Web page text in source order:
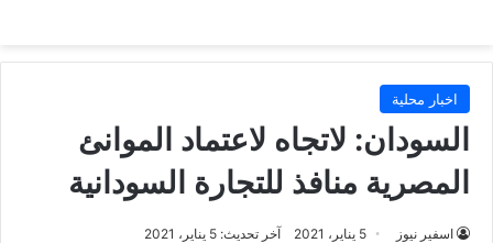
اخبار محلية
السودان: لاتجاه لاعتماد الموانئ
المصرية منافذ للتجارة السودانية
اسفير نيوز 5 يناير، 2021 آخر تحديث: 5 يناير، 2021